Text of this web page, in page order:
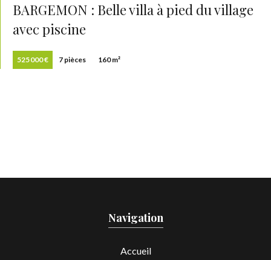
BARGEMON : Belle villa à pied du village
avec piscine
525 000 € 7 pièces 160 m²
Navigation
Accueil